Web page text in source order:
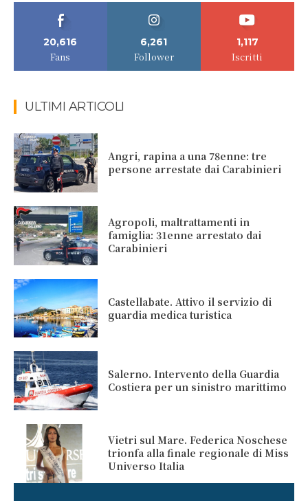
20,616
Fans
6,261
Follower
1,117
Iscritti
ULTIMI ARTICOLI
Angri, rapina a una 78enne: tre
persone arrestate dai Carabinieri
Agropoli, maltrattamenti in
famiglia: 31enne arrestato dai
Carabinieri
Castellabate. Attivo il servizio di
guardia medica turistica
Salerno. Intervento della Guardia
Costiera per un sinistro marittimo
Vietri sul Mare. Federica Noschese
trionfa alla finale regionale di Miss
Universo Italia